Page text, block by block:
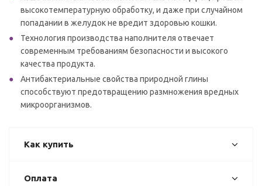
высокотемпературную обработку, и даже при случайном
попадании в желудок не вредит здоровью кошки.
Технология производства наполнителя отвечает
современным требованиям безопасности и высокого
качества продукта.
Антибактериальные свойства природной глины
способствуют предотвращению размножения вредных
микроорганизмов.
Как купить
Оплата